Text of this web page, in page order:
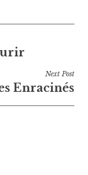
Next Post
Enracinés